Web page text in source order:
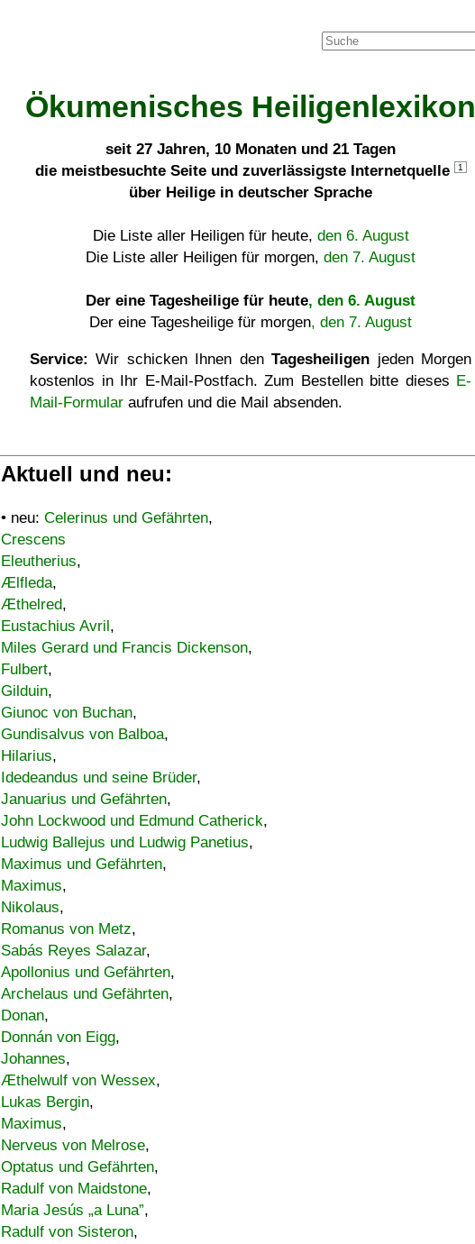
Ökumenisches Heiligenlexikon
seit 27 Jahren, 10 Monaten und 21 Tagen
die meistbesuchte Seite und zuverlässigste Internetquelle
1
über Heilige in deutscher Sprache
Die Liste aller Heiligen für heute, den 6. August
Die Liste aller Heiligen für morgen, den 7. August
Der eine Tagesheilige für heute, den 6. August
Der eine Tagesheilige für morgen, den 7. August
Service: Wir schicken Ihnen denTagesheiligen jeden Morgen
kostenlos in Ihr E-Mail-Postfach. Zum Bestellen bitte dieses E-
Mail-Formular aufrufen und die Mail absenden.
Aktuell und neu:
• neu: Celerinus und Gefährten,
Crescens
Eleutherius,
Ælfleda,
Æthelred,
Eustachius Avril,
Miles Gerard und Francis Dickenson,
Fulbert,
Gilduin,
Giunoc von Buchan,
Gundisalvus von Balboa,
Hilarius,
Idedeandus und seine Brüder,
Januarius und Gefährten,
John Lockwood und Edmund Catherick,
Ludwig Ballejus und Ludwig Panetius,
Maximus und Gefährten,
Maximus,
Nikolaus,
Romanus von Metz,
Sabás Reyes Salazar,
Apollonius und Gefährten,
Archelaus und Gefährten,
Donan,
Donnán von Eigg,
Johannes,
Æthelwulf von Wessex,
Lukas Bergin,
Maximus,
Nerveus von Melrose,
Optatus und Gefährten,
Radulf von Maidstone,
Maria Jesús „a Luna”,
Radulf von Sisteron,